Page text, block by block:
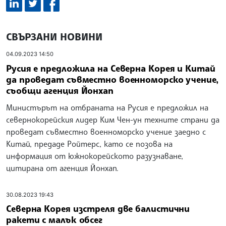
СВЪРЗАНИ НОВИНИ
04.09.2023 14:50
Русия е предложила на Северна Корея и Китай
да проведат съвместно военноморско учение,
съобщи агенция Йонхап
Министърът на отбраната на Русия е предложил на
севернокорейския лидер Ким Чен-ун техните страни да
проведат съвместно военноморско учение заедно с
Китай, предаде Ройтерс, като се позова на
информация от южнокорейското разузнаване,
цитирана от агенция Йонхап.
30.08.2023 19:43
Северна Корея изстреля две балистични
ракети с малък обсег